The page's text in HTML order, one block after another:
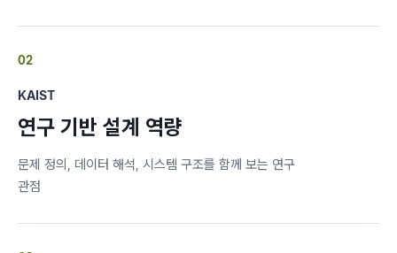
02
KAIST
연구 기반 설계 역량
문제 정의, 데이터 해석, 시스템 구조를 함께 보는 연구
관점